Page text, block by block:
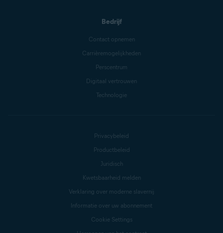
Bedrijf
Contact opnemen
Carrièremogelijkheden
Perscentrum
Digitaal vertrouwen
Technologie
Privacybeleid
Productbeleid
Juridisch
Kwetsbaarheid melden
Verklaring over moderne slavernij
Informatie over uw abonnement
Cookie Settings